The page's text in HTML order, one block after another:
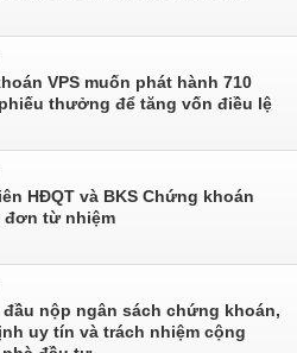
VPS muốn phát hành 710
thưởng để tăng vốn điều lệ
HĐQT và BKS Chứng khoán
đơn từ nhiệm
đầu nộp ngân sách chứng khoán,
uy tín và trách nhiệm cộng